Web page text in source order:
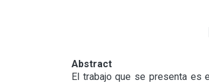
Abstract
El trabajo que se presenta es